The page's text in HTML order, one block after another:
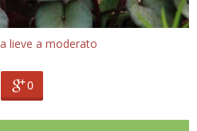
lieve a moderato
0